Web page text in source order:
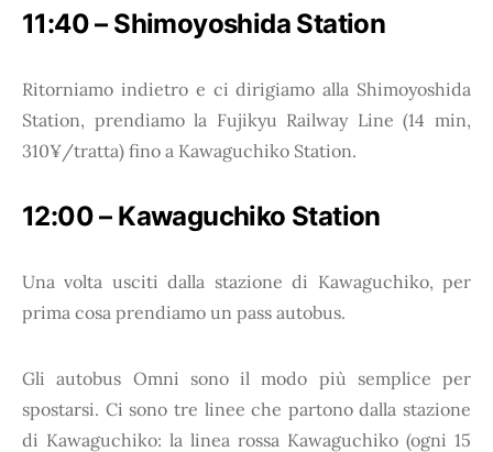
11:40 – Shimoyoshida Station
Ritorniamo indietro e ci dirigiamo alla Shimoyoshida
Station, prendiamo la Fujikyu Railway Line (14 min,
310¥/tratta) fino a Kawaguchiko Station.
12:00 – Kawaguchiko Station
Una volta usciti dalla stazione di Kawaguchiko, per
prima cosa prendiamo un pass autobus.
Gli autobus Omni sono il modo più semplice per
spostarsi. Ci sono tre linee che partono dalla stazione
di Kawaguchiko: la linea rossa Kawaguchiko (ogni 15